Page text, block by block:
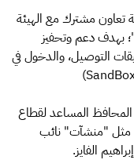
تعاون مشترك مع الهيئة
بهدف دعم وتحفيز
التوصيل، والدخول في
المساعد لقطاع
مثل "منشآت" نائب
الفايز.